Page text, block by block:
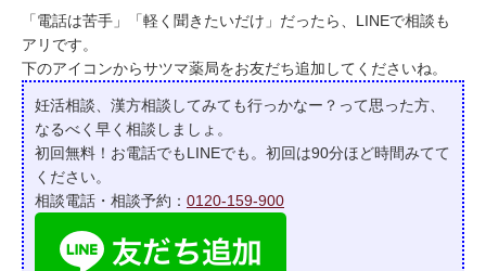
「電話は苦手」「軽く聞きたいだけ」だったら、LINEで相談も
アリです。
下のアイコンからサツマ薬局をお友だち追加してくださいね。
妊活相談、漢方相談してみても行っかなー？って思った方、
なるべく早く相談しましょ。
初回無料！お電話でもLINEでも。初回は90分ほど時間みてて
ください。
相談電話・相談予約： 0120-159-900